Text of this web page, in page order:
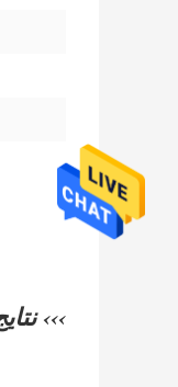
››› نتایج در